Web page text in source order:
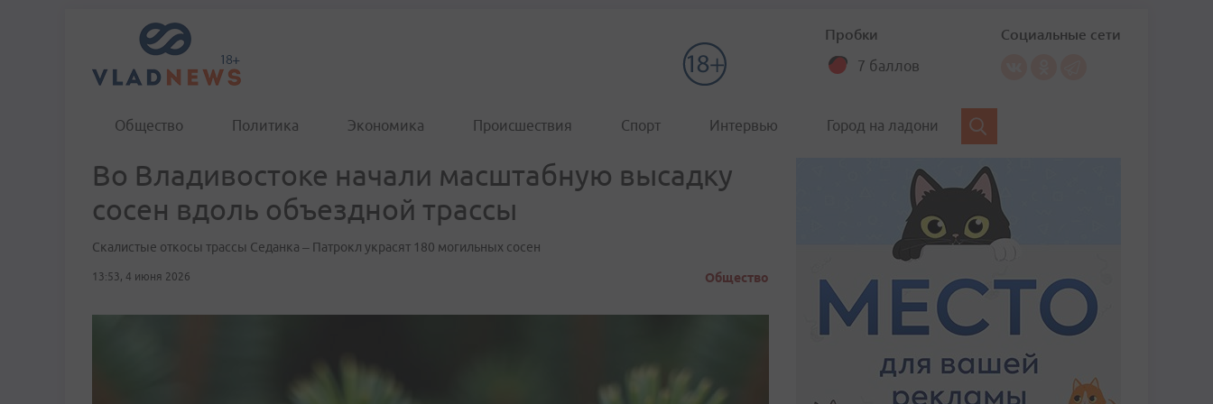
Пробки
7 баллов
Социальные сети
Общество Политика Экономика Происшествия Спорт Интервью Город на ладони
Во Владивостоке начали масштабную высадку
сосен вдоль объездной трассы
Скалистые откосы трассы Седанка – Патрокл украсят 180 могильных сосен
13:53, 4 июня 2026 Общество